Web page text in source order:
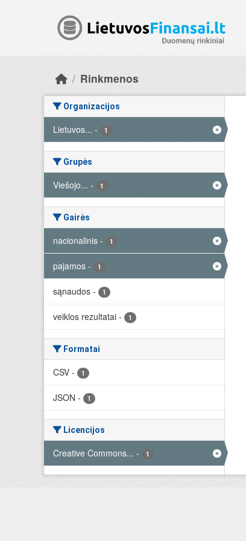
Rinkmenos
Organizacijos
Lietuvos... - 1
Grupės
Viešojo... - 1
Gairės
nacionalinis - 1
pajamos - 1
sąnaudos - 1
veiklos rezultatai - 1
Formatai
CSV - 1
JSON - 1
Licencijos
Creative Commons... - 1